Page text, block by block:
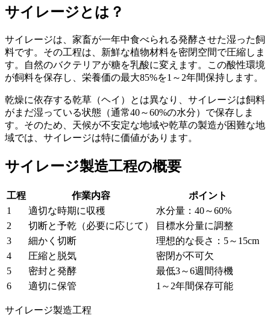
サイレージとは？
サイレージは、家畜が一年中食べられる発酵させた湿った飼
料です。その工程は、新鮮な植物材料を密閉空間で圧縮しま
す。自然のバクテリアが糖を乳酸に変えます。この酸性環境
が飼料を保存し、栄養価の最大85%を1～2年間保持します。
乾燥に依存する乾草（ヘイ）とは異なり、サイレージは飼料
がまだ湿っている状態（通常40～60%の水分）で保存しま
す。そのため、天候が不安定な地域や乾草の製造が困難な地
域では、サイレージは特に価値があります。
サイレージ製造工程の概要
工程 作業内容
ポイント
1
適切な時期に収穫
水分量：40～60%
2
切断と予乾（必要に応じて）
目標水分量に調整
3
細かく切断
理想的な長さ：5～15cm
4
圧縮と脱気
密閉が不可欠
5
密封と発酵
最低3～6週間待機
6
適切に保管 1～2年間保存可能
サイレージ製造工程